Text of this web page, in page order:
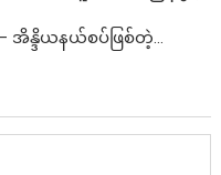
– အိန္ဒိယနယ်စပ်ဖြစ်တဲ့...